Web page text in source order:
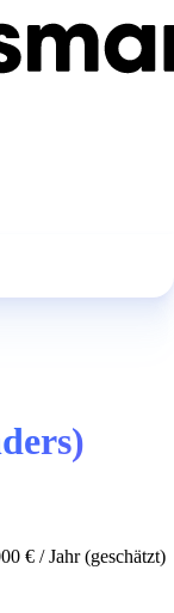
€ / Jahr (geschätzt)